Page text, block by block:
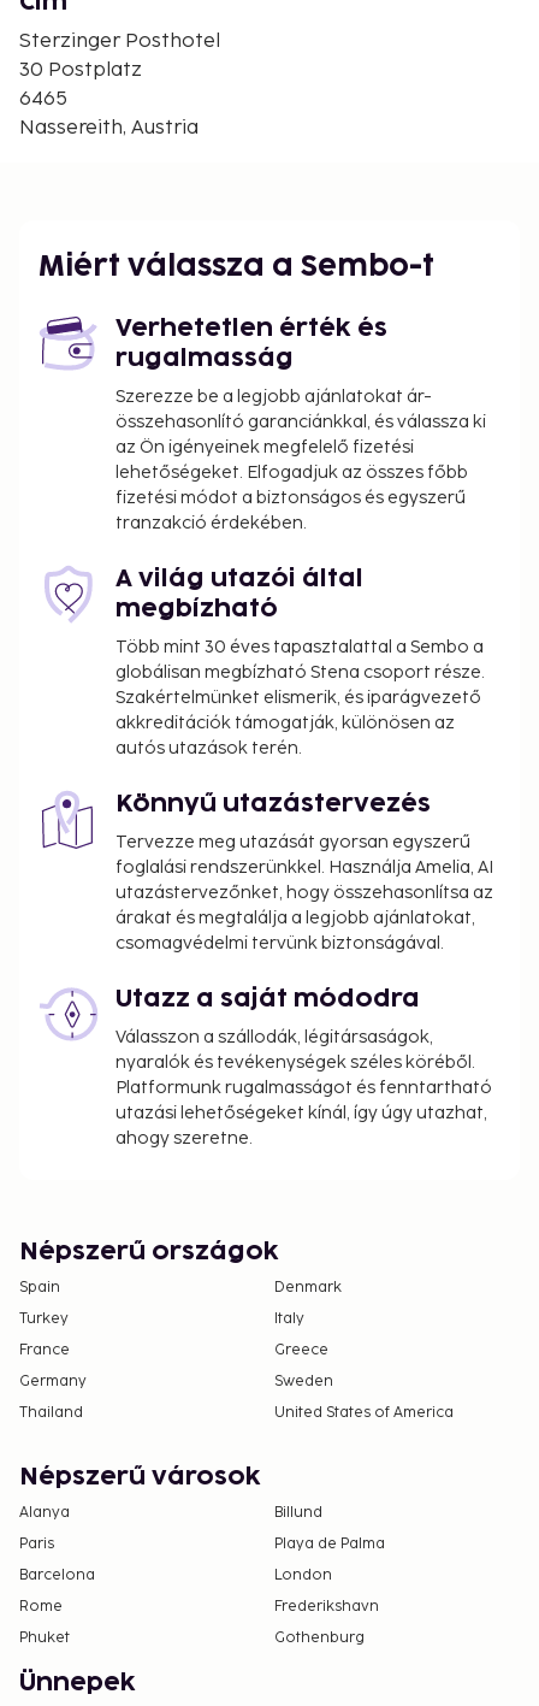
Sterzinger Posthotel
30 Postplatz
6465
Nassereith, Austria
Miért válassza a Sembo-t
Verhetetlen érték és
rugalmasság
Szerezze be a legjobb ajánlatokat ár-
összehasonlító garanciánkkal, és válassza ki
az Ön igényeinek megfelelő fizetési
lehetőségeket. Elfogadjuk az összes főbb
fizetési módot a biztonságos és egyszerű
tranzakció érdekében.
A világ utazói által
megbízható
Több mint 30 éves tapasztalattal a Sembo a
globálisan megbízható Stena csoport része.
Szakértelmünket elismerik, és iparágvezető
akkreditációk támogatják, különösen az
autós utazások terén.
Könnyű utazástervezés
Tervezze meg utazását gyorsan egyszerű
foglalási rendszerünkkel. Használja Amelia, AI
utazástervezőnket, hogy összehasonlítsa az
árakat és megtalálja a legjobb ajánlatokat,
csomagvédelmi tervünk biztonságával.
Utazz a saját módodra
Válasszon a szállodák, légitársaságok,
nyaralók és tevékenységek széles köréből.
Platformunk rugalmasságot és fenntartható
utazási lehetőségeket kínál, így úgy utazhat,
ahogy szeretne.
Népszerű országok
Spain
Denmark
Turkey
Italy
France
Greece
Germany
Sweden
Thailand
United States of America
Népszerű városok
Alanya
Billund
Paris
Playa de Palma
Barcelona
London
Rome
Frederikshavn
Phuket
Gothenburg
Ünnepek